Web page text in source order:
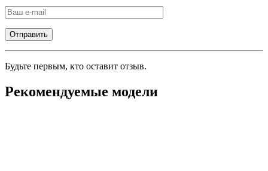
Будьте первым, кто оставит отзыв.
Рекомендуемые модели